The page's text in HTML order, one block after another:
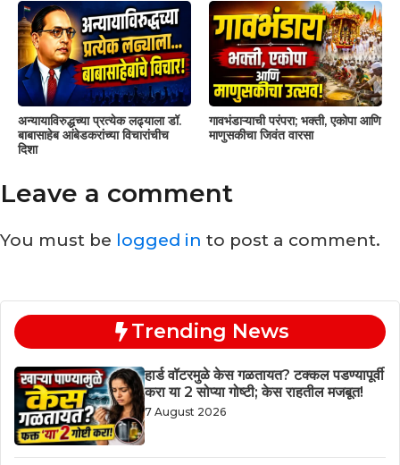
अन्यायाविरुद्धच्या प्रत्येक लढ्याला डॉ.
बाबासाहेब आंबेडकरांच्या विचारांचीच
दिशा
गावभंडाऱ्याची परंपरा; भक्ती, एकोपा आणि
माणुसकीचा जिवंत वारसा
Leave a comment
You must be logged in to post a comment.
Trending News
हार्ड वॉटरमुळे केस गळतायत? टक्कल पडण्यापूर्वी
करा या 2 सोप्या गोष्टी; केस राहतील मजबूत!
7 August 2026